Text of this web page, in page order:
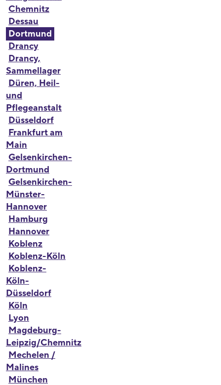
Chemnitz
Dessau
Dortmund
Drancy
Drancy,
Sammellager
Düren, Heil-
und
Pflegeanstalt
Düsseldorf
Frankfurt am
Main
Gelsenkirchen-
Dortmund
Gelsenkirchen-
Münster-
Hannover
Hamburg
Hannover
Koblenz
Koblenz-Köln
Koblenz-
Köln-
Düsseldorf
Köln
Lyon
Magdeburg-
Leipzig/Chemnitz
Mechelen /
Malines
München